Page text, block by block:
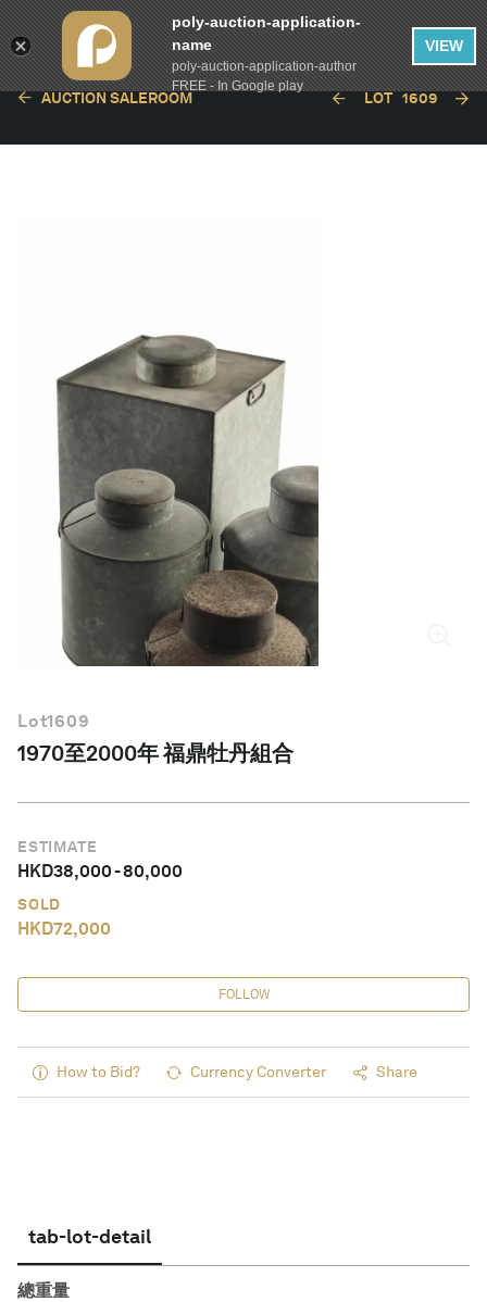
繁體中文
AUCTION SALEROOM LOT 1609
Lot1609
1970至2000年 福鼎牡丹組合
ESTIMATE
HKD38,000-80,000
SOLD
HKD72,000
FOLLOW
How to Bid? Currency Converter Share
tab-lot-detail
總重量
poly-auction-application-
name
poly-auction-application-author
FREE - In Google play
VIEW